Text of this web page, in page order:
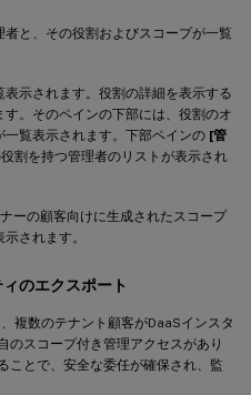
と、その役割およびスコープが一覧
示されます。役割の詳細を表示する
。そのペインの下部には、役割のオ
覧表示されます。下部ペインの [管
割を持つ管理者のリストが表示され
ーの顧客向けに生成されたスコープ
されます。
のエクスポート
複数のテナント顧客がDaaSインスタ
のスコープ付き管理アクセスがあり
ことで、安全な委任が確保され、監